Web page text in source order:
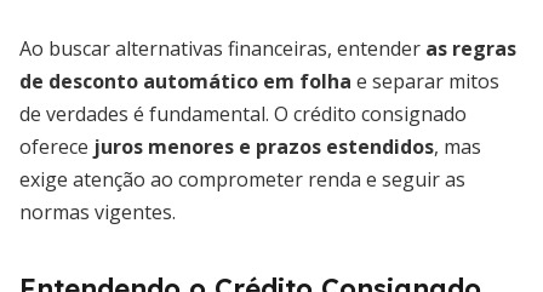
Ao buscar alternativas financeiras, entender as regras
de desconto automático em folha e separar mitos
de verdades é fundamental. O crédito consignado
oferece juros menores e prazos estendidos, mas
exige atenção ao comprometer renda e seguir as
normas vigentes.